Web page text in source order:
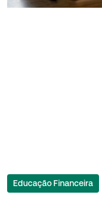
Educação Financeira